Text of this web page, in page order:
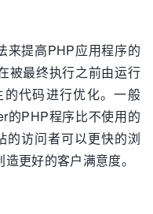
来提高PHP应用程序的
被最终执行之前由运行
的代码进行优化。一般
的PHP程序比不使用的
的访问者可以更快的浏
更好的客户满意度。